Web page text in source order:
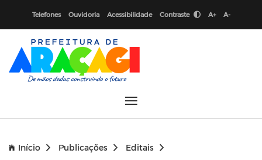
Telefones Ouvidoria Acessibilidade Contraste A+ A-
Início Publicações
Editais